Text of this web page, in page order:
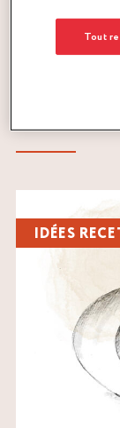
UNE
CUISINE
Une entrée aux
LIRE
l'article
IDÉES
Tout